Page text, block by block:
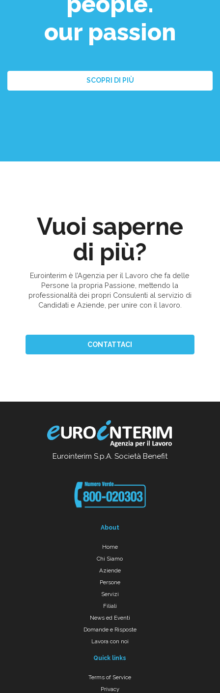
our passion
SCOPRI DI PIÙ
Vuoi saperne
di più?
Eurointerim è l’Agenzia per il Lavoro che fa delle
Persone la propria Passione, mettendo la
professionalità dei propri Consulenti al servizio di
Candidati e Aziende, per unire con il lavoro.
CONTATTACI
Eurointerim S.p.A. Società Benefit
About
Home
Chi Siamo
Aziende
Persone
Servizi
Filiali
News ed Eventi
Domande e Risposte
Lavora con noi
Quick links
Terms of Service
Privacy